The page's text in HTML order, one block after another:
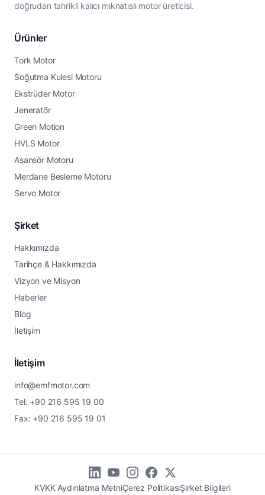
doğrudan tahrikli kalıcı mıknatıslı motor üreticisi.
Ürünler
Tork Motor
Soğutma Kulesi Motoru
Ekstrüder Motor
Jeneratör
Green Motion
HVLS Motor
Asansör Motoru
Merdane Besleme Motoru
Servo Motor
Şirket
Hakkımızda
Tarihçe & Hakkımızda
Vizyon ve Misyon
Haberler
Blog
İletişim
İletişim
info@emfmotor.com
Tel: +90 216 595 19 00
Fax: +90 216 595 19 01
KVKK Aydınlatma MetniÇerez PolitikasıŞirket Bilgileri